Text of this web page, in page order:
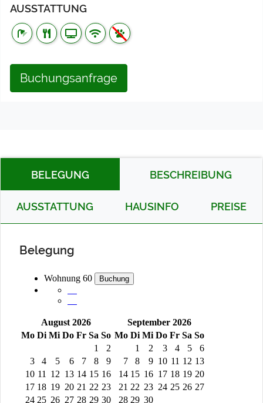
AUSSTATTUNG
Buchungsanfrage
BELEGUNG BESCHREIBUNG
AUSSTATTUNG HAUSINFO PREISE
Belegung